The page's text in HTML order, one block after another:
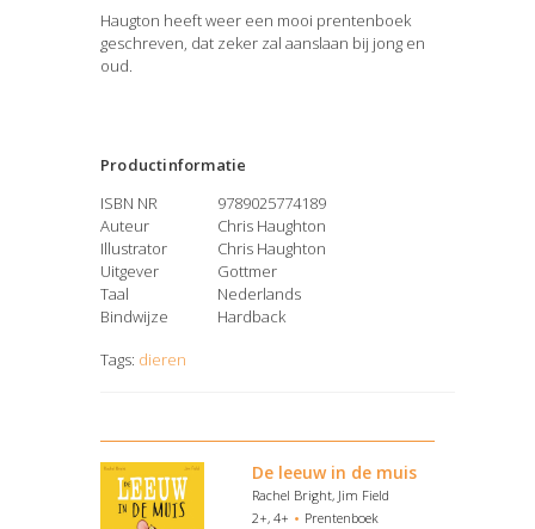
Haugton heeft weer een mooi prentenboek
geschreven, dat zeker zal aanslaan bij jong en
oud.
Productinformatie
ISBN NR
9789025774189
Auteur
Chris Haughton
Illustrator
Chris Haughton
Uitgever
Gottmer
Taal
Nederlands
Bindwijze
Hardback
Tags: dieren
De leeuw in de muis
Rachel Bright, Jim Field
2+, 4+
Prentenboek